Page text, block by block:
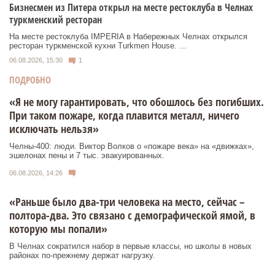
Бизнесмен из Питера открыл на месте рестоклуба в Челнах
туркменский ресторан
На месте рестоклуба IMPERIA в Набережных Челнах открылся
ресторан туркменской кухни Turkmen House. ...
06.08.2026, 15:30 1
ПОДРОБНО
«Я не могу гарантировать, что обошлось без погибших.
При таком пожаре, когда плавится металл, ничего
исключать нельзя»
Челны-400: люди. Виктор Волков о «пожаре века» на «движках»,
эшелонах пены и 7 тыс. эвакуированных.
06.08.2026, 14:26
«Раньше было два-три человека на место, сейчас –
полтора-два. Это связано с демографической ямой, в
которую мы попали»
В Челнах сократился набор в первые классы, но школы в новых
районах по-прежнему держат нагрузку.